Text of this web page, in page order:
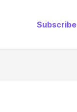
Subscribe